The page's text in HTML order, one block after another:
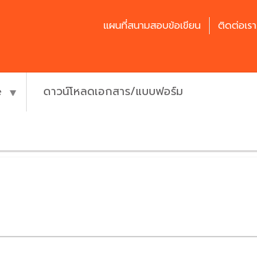
แผนที่สนามสอบข้อเขียน ติดต่อเรา
ดาวน์โหลดเอกสาร/แบบฟอร์ม